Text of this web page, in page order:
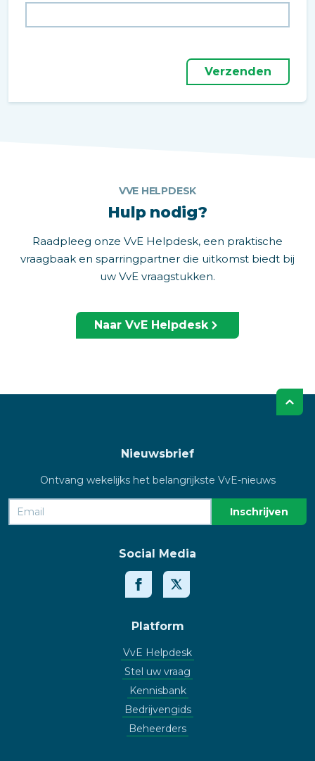
Verzenden
VVE HELPDESK
Hulp nodig?
Raadpleeg onze VvE Helpdesk, een praktische
vraagbaak en sparringpartner die uitkomst biedt bij
uw VvE vraagstukken.
Naar VvE Helpdesk
Nieuwsbrief
Ontvang wekelijks het belangrijkste VvE-nieuws
Social Media
Platform
VvE Helpdesk
Stel uw vraag
Kennisbank
Bedrijvengids
Beheerders